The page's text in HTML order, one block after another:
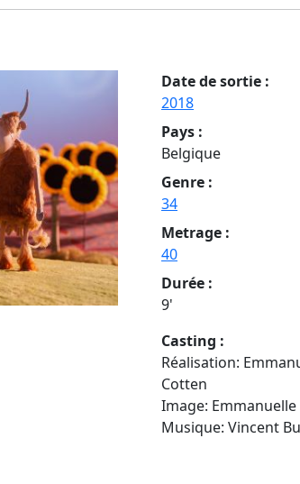
Date de sortie :
2018
Pays :
Belgique
Genre :
34
Metrage :
40
Durée :
9'
Casting :
Réalisation:
Cotten
Image:
Musique: Vincent